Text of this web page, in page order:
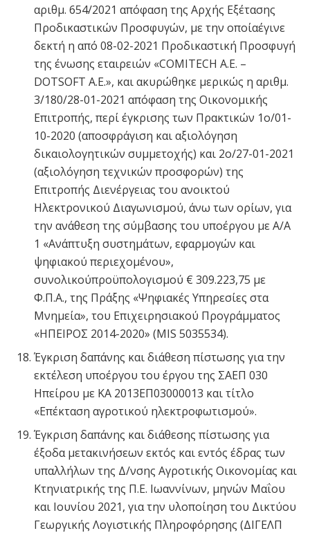
αριθμ. 654/2021 απόφαση της Αρχής Εξέτασης
Προδικαστικών Προσφυγών, με την οποίαέγινε
δεκτή η από 08-02-2021 Προδικαστική Προσφυγή
της ένωσης εταιρειών «COMITECH A.E. –
DOTSOFT A.E.», και ακυρώθηκε μερικώς η αριθμ.
3/180/28-01-2021 απόφαση της Οικονομικής
Επιτροπής, περί έγκρισης των Πρακτικών 1ο/01-
10-2020 (αποσφράγιση και αξιολόγηση
δικαιολογητικών συμμετοχής) και 2ο/27-01-2021
(αξιολόγηση τεχνικών προσφορών) της
Επιτροπής Διενέργειας του ανοικτού
Ηλεκτρονικού Διαγωνισμού, άνω των ορίων, για
την ανάθεση της σύμβασης του υποέργου με Α/Α
1 «Ανάπτυξη συστημάτων, εφαρμογών και
ψηφιακού περιεχομένου»,
συνολικούπροϋπολογισμού € 309.223,75 με
Φ.Π.Α., της Πράξης «Ψηφιακές Υπηρεσίες στα
Μνημεία», του Επιχειρησιακού Προγράμματος
«ΗΠΕΙΡΟΣ 2014-2020» (MIS 5035534).
Έγκριση δαπάνης και διάθεση πίστωσης για την
εκτέλεση υποέργου του έργου της ΣΑΕΠ 030
Ηπείρου με ΚΑ 2013ΕΠ03000013 και τίτλο
«Επέκταση αγροτικού ηλεκτροφωτισμού».
Έγκριση δαπάνης και διάθεσης πίστωσης για
έξοδα μετακινήσεων εκτός και εντός έδρας των
υπαλλήλων της Δ/νσης Αγροτικής Οικονομίας και
Κτηνιατρικής της Π.Ε. Ιωαννίνων, μηνών Μαΐου
και Ιουνίου 2021, για την υλοποίηση του Δικτύου
Γεωργικής Λογιστικής Πληροφόρησης (ΔΙΓΕΛΠ